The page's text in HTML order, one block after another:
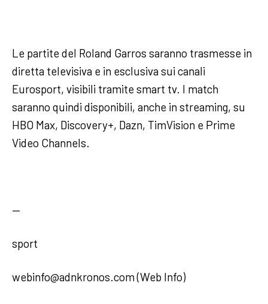
Le partite del Roland Garros saranno trasmesse in
diretta televisiva e in esclusiva sui canali
Eurosport, visibili tramite smart tv. I match
saranno quindi disponibili, anche in streaming, su
HBO Max, Discovery+, Dazn, TimVision e Prime
Video Channels.
—
sport
webinfo@adnkronos.com (Web Info)